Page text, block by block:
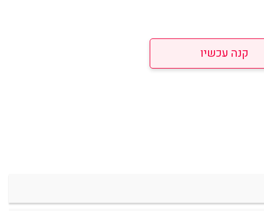
קנה עכשיו